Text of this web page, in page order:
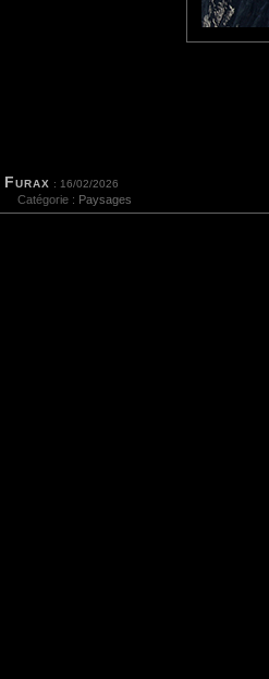
Furax : 16/02/2026
Catégorie : Paysages